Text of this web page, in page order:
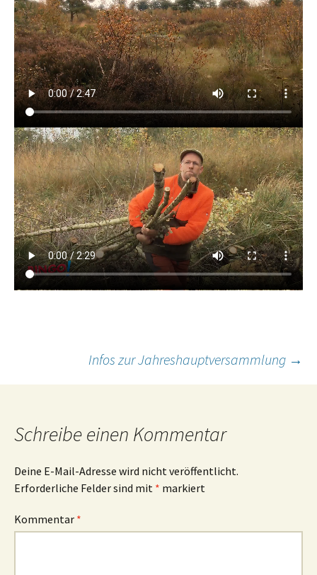
Beitragsnavigation
Infos zur Jahreshauptversammlung →
Schreibe einen Kommentar
Deine E-Mail-Adresse wird nicht veröffentlicht.
Erforderliche Felder sind mit * markiert
Kommentar *